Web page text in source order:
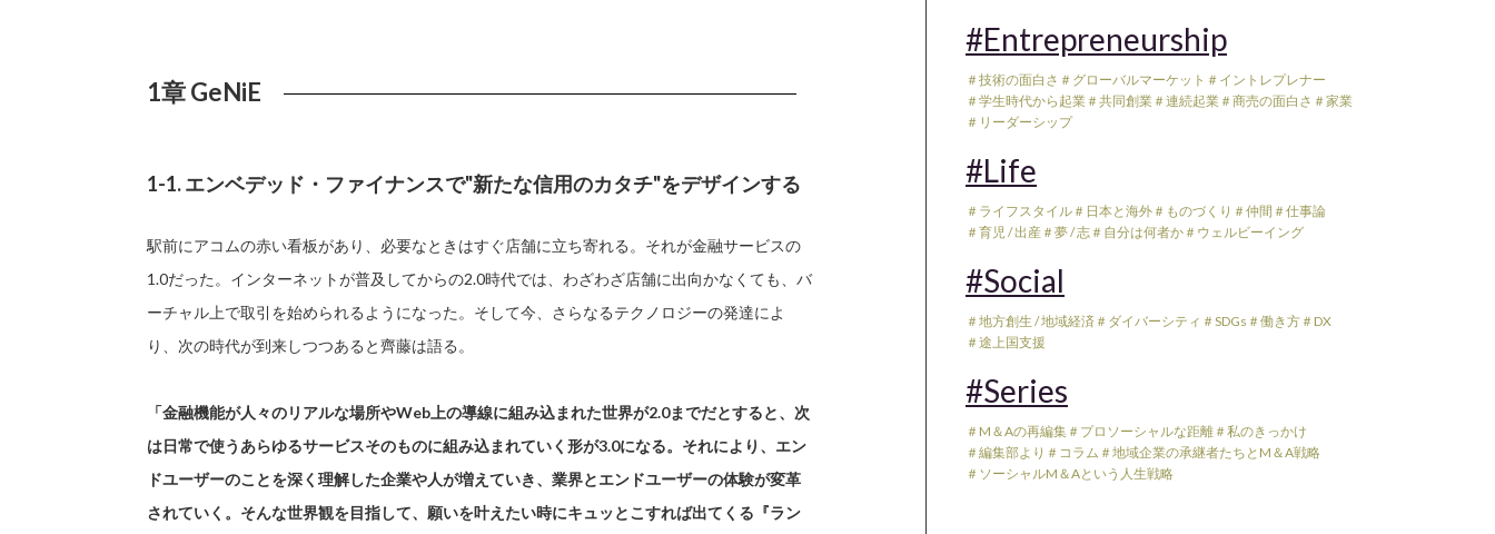
1章 GeNiE
1-1. エンベデッド・ファイナンスで"新たな信用のカタチ"をデザインする
駅前にアコムの赤い看板があり、必要なときはすぐ店舗に立ち寄れる。それが金融サービスの
1.0だった。インターネットが普及してからの2.0時代では、わざわざ店舗に出向かなくても、バ
ーチャル上で取引を始められるようになった。そして今、さらなるテクノロジーの発達によ
り、次の時代が到来しつつあると齊藤は語る。
「金融機能が人々のリアルな場所やWeb上の導線に組み込まれた世界が2.0までだとすると、次
は日常で使うあらゆるサービスそのものに組み込まれていく形が3.0になる。それにより、エン
ドユーザーのことを深く理解した企業や人が増えていき、業界とエンドユーザーの体験が変革
されていく。そんな世界観を目指して、願いを叶えたい時にキュッとこすれば出てくる『ラン
#Entrepreneurship
＃技術の面白さ ＃グローバルマーケット ＃イントレプレナー
＃学生時代から起業 ＃共同創業 ＃連続起業 ＃商売の面白さ ＃家業
＃リーダーシップ
#Life
＃ライフスタイル ＃日本と海外 ＃ものづくり ＃仲間 ＃仕事論
＃育児 / 出産 ＃夢 / 志 ＃自分は何者か ＃ウェルビーイング
#Social
＃地方創生 / 地域経済 ＃ダイバーシティ ＃SDGs ＃働き方 ＃DX
＃途上国支援
#Series
＃M＆Aの再編集 ＃プロソーシャルな距離 ＃私のきっかけ
＃編集部より ＃コラム ＃地域企業の承継者たちとM＆A戦略
＃ソーシャルM＆Aという人生戦略